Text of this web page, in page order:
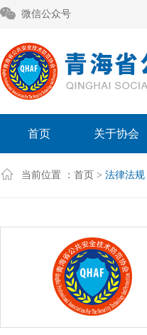
微信公众号
首页 关于协会
当前位置 ： 首页 > 法律法规